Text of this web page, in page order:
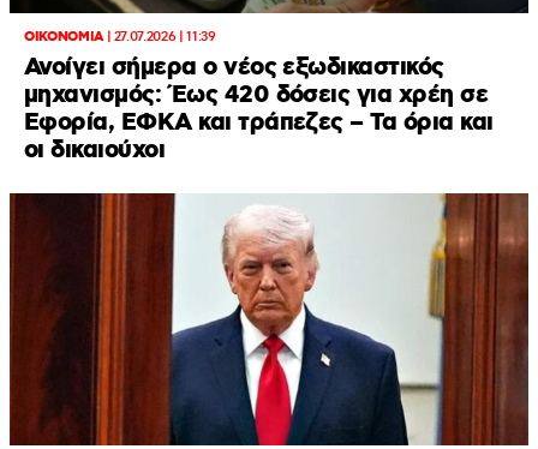
ΟΙΚΟΝΟΜΙΑ| 27.07.2026 | 11:39
Ανοίγει σήμερα ο νέος εξωδικαστικός
μηχανισμός: Έως 420 δόσεις για χρέη σε
Εφορία, ΕΦΚΑ και τράπεζες – Τα όρια και
οι δικαιούχοι